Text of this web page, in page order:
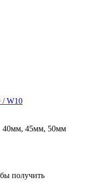
/ W10
40мм, 45мм, 50мм
получить